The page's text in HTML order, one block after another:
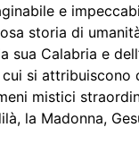
e
storia di
sua Calabria e
si
mistici
la Madonna,